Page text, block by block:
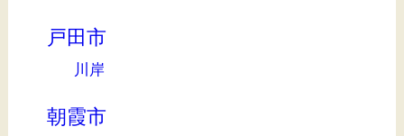
戸田市
川岸
朝霞市